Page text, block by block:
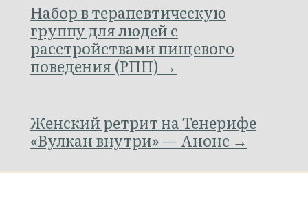
Набор в терапевтическую
группу для людей с
расстройствами пищевого
поведения (РПП) →
Женский ретрит на Тенерифе
«Вулкан внутри» — Анонс →